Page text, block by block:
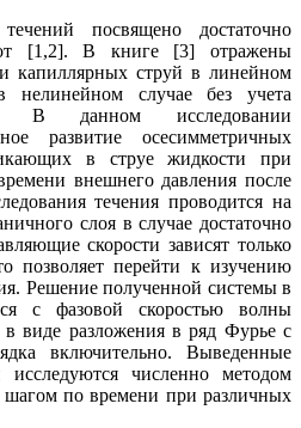
посвящено достаточно
[1,2]. В книге [3] отражены
капиллярных струй в линейном
случае без учета
В данном исследовании
развитие осесимметричных
в струе жидкости при
внешнего давления после
течения проводится на
слоя в случае достаточно
скорости зависят только
позволяет перейти к изучению
Решение полученной системы в
с фазовой скоростью волны
в виде разложения в ряд Фурье с
включительно. Выведенные
численно методом
шагом по времени при различных